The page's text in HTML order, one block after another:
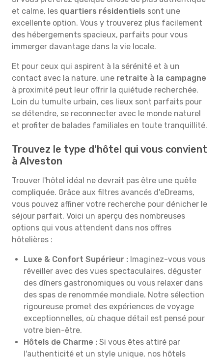
et calme, les quartiers résidentiels sont une
excellente option. Vous y trouverez plus facilement
des hébergements spacieux, parfaits pour vous
immerger davantage dans la vie locale.
Et pour ceux qui aspirent à la sérénité et à un
contact avec la nature, une retraite à la campagne
à proximité peut leur offrir la quiétude recherchée.
Loin du tumulte urbain, ces lieux sont parfaits pour
se détendre, se reconnecter avec le monde naturel
et profiter de balades familiales en toute tranquillité.
Trouvez le type d'hôtel qui vous convient
à Alveston
Trouver l'hôtel idéal ne devrait pas être une quête
compliquée. Grâce aux filtres avancés d'eDreams,
vous pouvez affiner votre recherche pour dénicher le
séjour parfait. Voici un aperçu des nombreuses
options qui vous attendent dans nos offres
hôtelières :
Luxe & Confort Supérieur : Imaginez-vous vous
réveiller avec des vues spectaculaires, déguster
des dîners gastronomiques ou vous relaxer dans
des spas de renommée mondiale. Notre sélection
rigoureuse promet des expériences de voyage
exceptionnelles, où chaque détail est pensé pour
votre bien-être.
Hôtels de Charme : Si vous êtes attiré par
l'authenticité et un style unique, nos hôtels